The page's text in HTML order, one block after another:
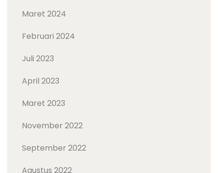
Maret 2024
Februari 2024
Juli 2023
April 2023
Maret 2023
November 2022
September 2022
Agustus 2022